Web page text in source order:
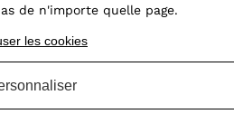
de n'importe quelle page.
les cookies